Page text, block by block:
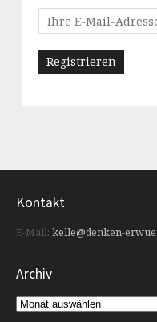
Kontakt
E-Mail:kelle@denken-
Archiv
Archiv